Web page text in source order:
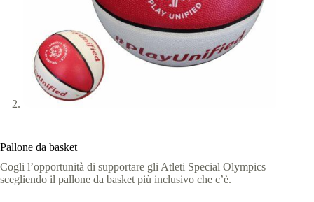
Pallone da basket
Cogli l’opportunità di supportare gli Atleti Special Olympics
scegliendo il pallone da basket più inclusivo che c’è.